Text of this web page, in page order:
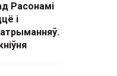
Расонамі
і